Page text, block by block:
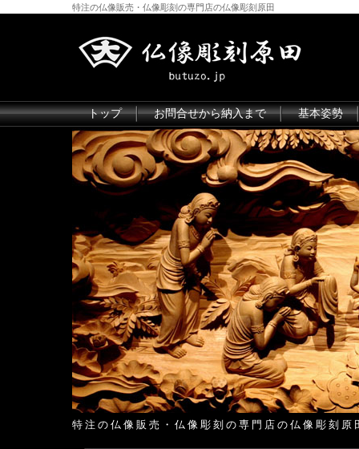
特注の仏像販売・仏像彫刻の専門店の仏像彫刻原田
トップ お問合せから納入まで 基本姿勢
特注の仏像販売・仏像彫刻の専門店の仏像彫刻原